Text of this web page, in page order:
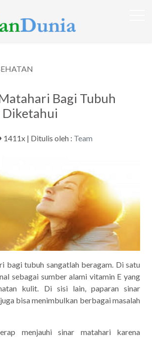
Bagi Tubuh
Diketahui
1411x | Ditulis oleh : Team
bagi tubuh sangatlah beragam. Di satu
sebagai sumber alami vitamin E yang
kulit. Di sisi lain, paparan sinar
bisa menimbulkan berbagai masalah
menjauhi sinar matahari karena